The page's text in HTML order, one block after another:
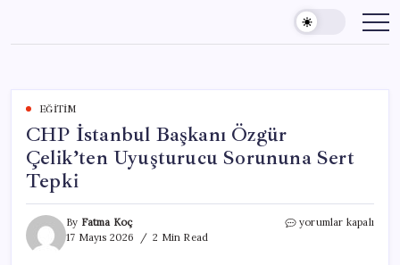
content
EĞITIM
CHP İstanbul Başkanı Özgür
Çelik’ten Uyuşturucu Sorununa Sert
Tepki
By Fatma Koç
17 Mayıs 2026
2 Min Read
CHP
yorumlar kapalı